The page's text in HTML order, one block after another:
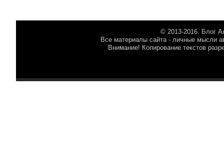
© 2013-2016. Блог
Все материалы сайта - личные мысли
Внимание! Копирование текстов